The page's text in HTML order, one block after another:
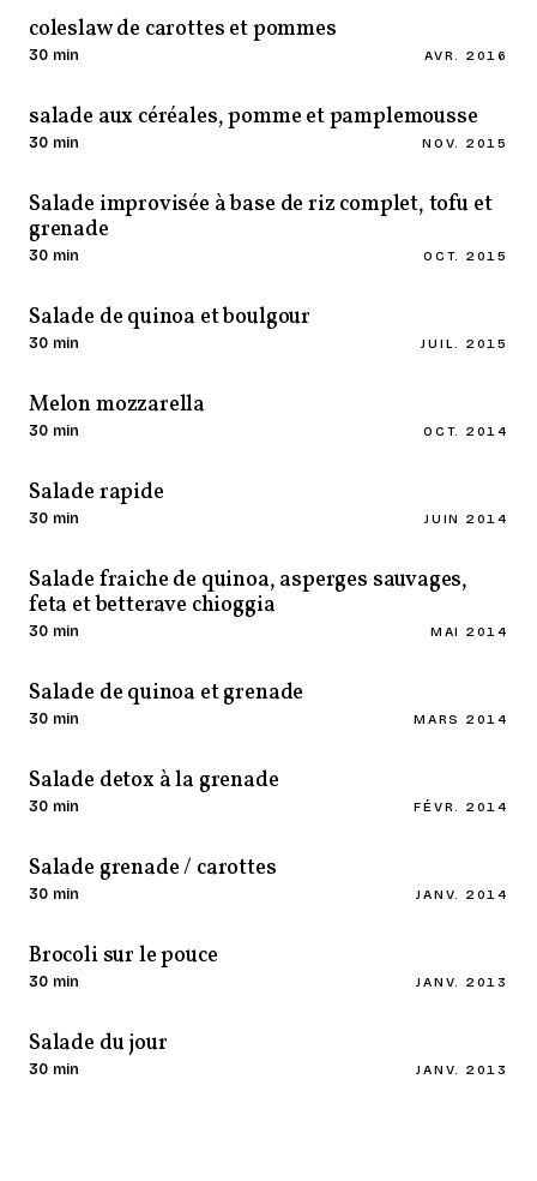
coleslaw de carottes et pommes
30 min AVR. 2016
salade aux céréales, pomme et pamplemousse
30 min NOV. 2015
Salade improvisée à base de riz complet, tofu et
grenade
30 min OCT. 2015
Salade de quinoa et boulgour
30 min JUIL. 2015
Melon mozzarella
30 min OCT. 2014
Salade rapide
30 min JUIN 2014
Salade fraiche de quinoa, asperges sauvages,
feta et betterave chioggia
30 min MAI 2014
Salade de quinoa et grenade
30 min MARS 2014
Salade detox à la grenade
30 min FÉVR. 2014
Salade grenade / carottes
30 min JANV. 2014
Brocoli sur le pouce
30 min JANV. 2013
Salade du jour
30 min JANV. 2013